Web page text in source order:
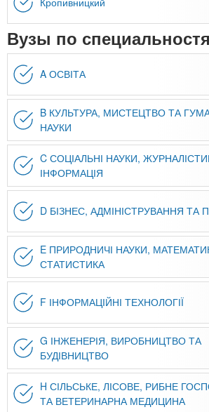
n
t
s
.
i
n
f
o
з
а
н
й
Онлайн курсы
За рубежом
Вузы по
A ОСВІТА
B КУЛЬТУРА, МИСТЕЦТВО ТА
НАУКИ
C СОЦІАЛЬНІ НАУКИ,
ІНФОРМАЦІЯ
D БІЗНЕС, АДМІНІСТРУВАННЯ ТА
E ПРИРОДНИЧІ НАУКИ,
СТАТИСТИКА
F ІНФОРМАЦІЙНІ ТЕХНОЛОГІЇ
G ІНЖЕНЕРІЯ, ВИРОБНИЦТВО ТА
БУДІВНИЦТВО
H СІЛЬСЬКЕ, ЛІСОВЕ, РИБНЕ
ТА ВЕТЕРИНАРНА МЕДИЦИНА